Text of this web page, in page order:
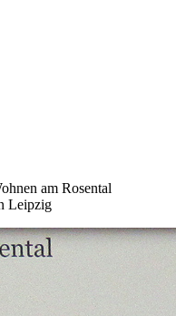
am Rosental
Leipzig